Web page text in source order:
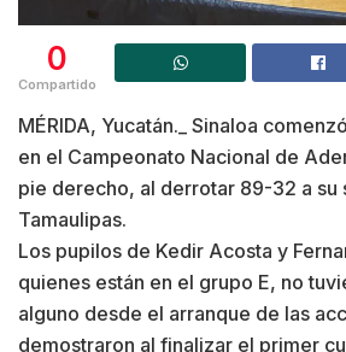
0
Compartido
MÉRIDA, Yucatán._ Sinaloa
en el Campeonato Nacional de
pie derecho, al derrotar 89-32 a su
Tamaulipas.
Los pupilos de Kedir Acosta y
quienes están en el grupo E, no
alguno desde el arranque de las
demostraron al finalizar el primer